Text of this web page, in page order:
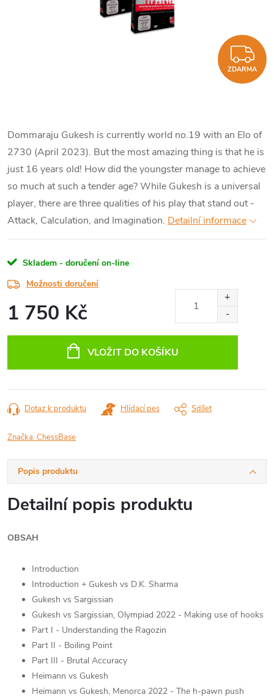
ZDARMA
Dommaraju Gukesh is currently world no.19 with an Elo of
2730 (April 2023). But the most amazing thing is that he is
just 16 years old! How did the youngster manage to achieve
so much at such a tender age? While Gukesh is a universal
player, there are three qualities of his play that stand out -
Attack, Calculation, and Imagination. Detailní informace
Skladem - doručení on-line
Možnosti doručení
1 750 Kč
VLOŽIT DO KOŠÍKU
Dotaz k produktu Hlídací pes Sdílet
Značka:ChessBase
Popis produktu
Detailní popis produktu
OBSAH
Introduction
Introduction + Gukesh vs D.K. Sharma
Gukesh vs Sargissian
Gukesh vs Sargissian, Olympiad 2022 - Making use of hooks
Part I - Understanding the Ragozin
Part II - Boiling Point
Part III - Brutal Accuracy
Heimann vs Gukesh
Heimann vs Gukesh, Menorca 2022 - The h-pawn push